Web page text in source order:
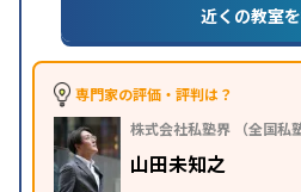
1科目から受講可能季
※2023年3月調査。小学校高学年の個別
近くの教室
専門家の評価・評判は？
株式会社私塾界 （全国私
山田未知之